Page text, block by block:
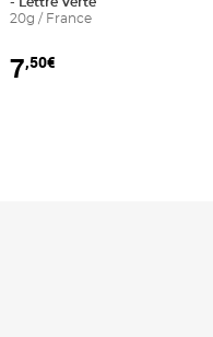
au panier
20g / France
7,50€